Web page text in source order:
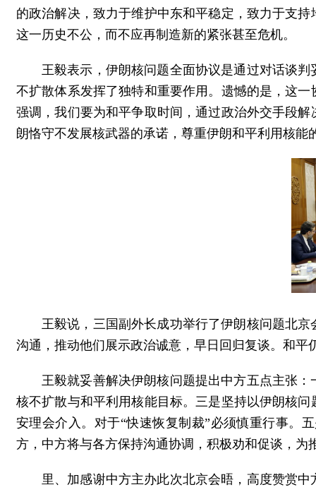
的政治解决，致力于维护中东和平稳定，致力于支
这一历史不公，而不应再制造新的紧张甚至危机。
王毅表示，伊朗核问题全面协议是通过对话谈
不扩散体系发挥了独特和重要作用。遗憾的是，这
强调，我们要为和平争取时间，通过政治外交手段
朗恪守不发展核武器的承诺，尊重伊朗和平利用核
王毅说，三国副外长成功举行了伊朗核问题北
沟通，推动他们展示政治诚意，早日回归复谈。和
王毅就妥善解决伊朗核问题提出中方五点主张
核不扩散与和平利用核能目标。三是坚持以伊朗核
安理会介入。对于“快速恢复制裁”必须慎重行事。
方，中方将与各方保持沟通协调，积极劝和促谈，为
里、加感谢中方主办此次北京会晤，高度赞赏